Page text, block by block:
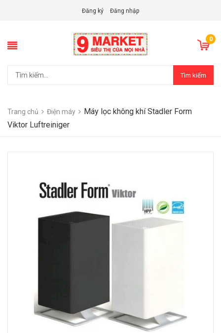
Đăng ký Đăng nhập
0
Tìm kiếm
Trang chủ Điện máy
Máy lọc không khí Stadler Form
Viktor Luftreiniger